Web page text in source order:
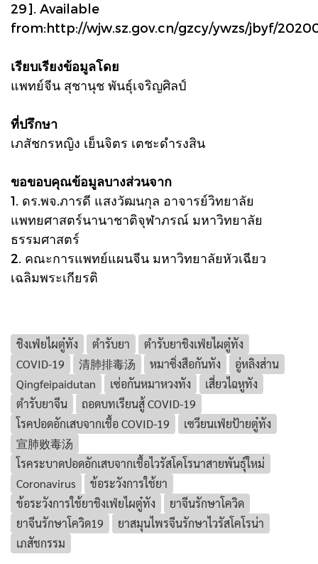
29]. Available
from:http://wjw.sz.gov.cn/gzcy/ywzs/jbyf/
เรียบเรียงข้อมูลโดย
แพทย์จีน สุชานุช พันธุ์เจริญศิลป์
ที่ปรึกษา
เภสัชกรหญิง เย็นจิตร เตชะดำรงสิน
ขอขอบคุณข้อมูลบางส่วนจาก
1. ดร.พจ.ภารดี แสงวัฒนกุล อาจารย์วิทยาลัย
แพทยศาสตร์นานาชาติจุฬาภรณ์ มหาวิทยาลัย
ธรรมศาสตร์
2. คณะการแพทย์แผนจีน มหาวิทยาลัยหัวเฉียว
เฉลิมพระเกียรติ
ชิงเฟ่ยไผตู๋ทัง ตำรับยา
ตำรับยาชิงเฟ่ยไผตู๋ทัง
COVID-19
清肺排毒汤 หมาซิ่งสือกันทัง
อู่หลิงส่าน
Qingfeipaidutan
เซ่อกันหมาหวงทัง
เสี่ยวไฉหูทัง
ตำรับยาจีน
ถอดบทเรียนสู้ COVID-19
โรคปอดอักเสบจากเชื้อ COVID-19
เซวียนเฟ่ยป้ายตู๋ทัง
宣肺败毒汤
โรคระบาดปอดอักเสบจากเชื้อไวรัสโคโรนาสายพันธุ์ใหม่
Coronavirus
ข้อระวังการใช้ยา
ข้อระวังการใช้ยาชิงเฟ่ยไผตู๋ทัง
ยาจีนรักษาโควิด
ยาจีนรักษาโควิด19
ยาสมุนไพรจีนรักษาไวรัสโคโรน่า
เภสัชกรรม